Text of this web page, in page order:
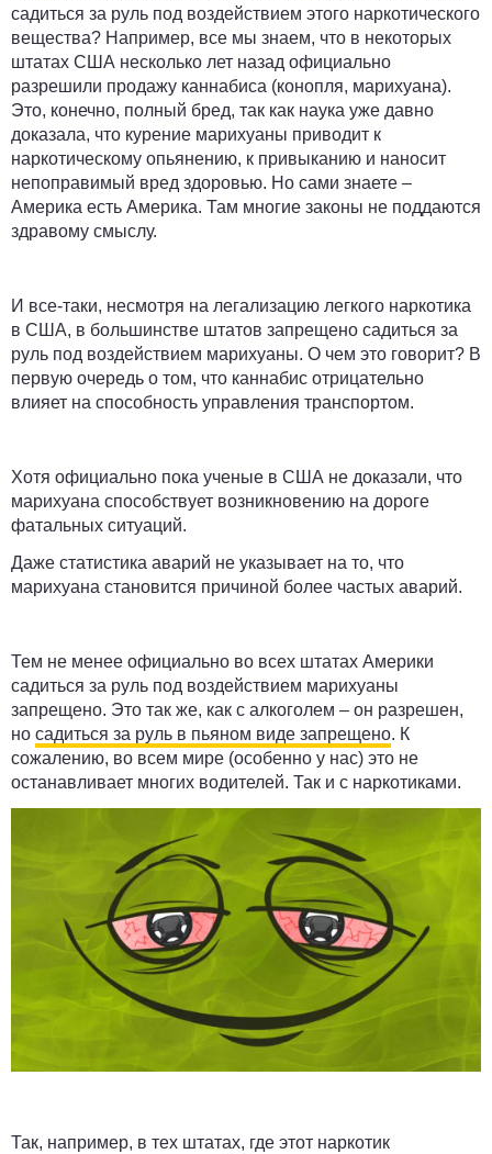
садиться за руль под воздействием этого наркотического
вещества? Например, все мы знаем, что в некоторых
штатах США несколько лет назад официально
разрешили продажу каннабиса (конопля, марихуана).
Это, конечно, полный бред, так как наука уже давно
доказала, что курение марихуаны приводит к
наркотическому опьянению, к привыканию и наносит
непоправимый вред здоровью. Но сами знаете –
Америка есть Америка. Там многие законы не поддаются
здравому смыслу.
И все-таки, несмотря на легализацию легкого наркотика
в США, в большинстве штатов запрещено садиться за
руль под воздействием марихуаны. О чем это говорит? В
первую очередь о том, что каннабис отрицательно
влияет на способность управления транспортом.
Хотя официально пока ученые в США не доказали, что
марихуана способствует возникновению на дороге
фатальных ситуаций.
Даже статистика аварий не указывает на то, что
марихуана становится причиной более частых аварий.
Тем не менее официально во всех штатах Америки
садиться за руль под воздействием марихуаны
запрещено. Это так же, как с алкоголем – он разрешен,
но садиться за руль в пьяном виде запрещено. К
сожалению, во всем мире (особенно у нас) это не
останавливает многих водителей. Так и с наркотиками.
Так, например, в тех штатах, где этот наркотик